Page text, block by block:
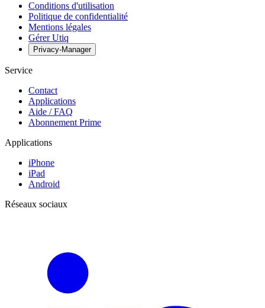
Conditions d'utilisation
Politique de confidentialité
Mentions légales
Gérer Utiq
Privacy-Manager
Service
Contact
Applications
Aide / FAQ
Abonnement Prime
Applications
iPhone
iPad
Android
Réseaux sociaux